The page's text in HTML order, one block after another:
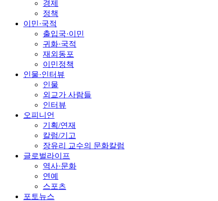
경제
정책
이민·국적
출입국·이민
귀화·국적
재외동포
이민정책
인물·인터뷰
인물
외교가 사람들
인터뷰
오피니언
기획/연재
칼럼/기고
장유리 교수의 문화칼럼
글로벌라이프
역사·문화
연예
스포츠
포토뉴스